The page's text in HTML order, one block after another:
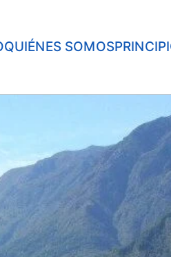
QUIÉNES SOMOS